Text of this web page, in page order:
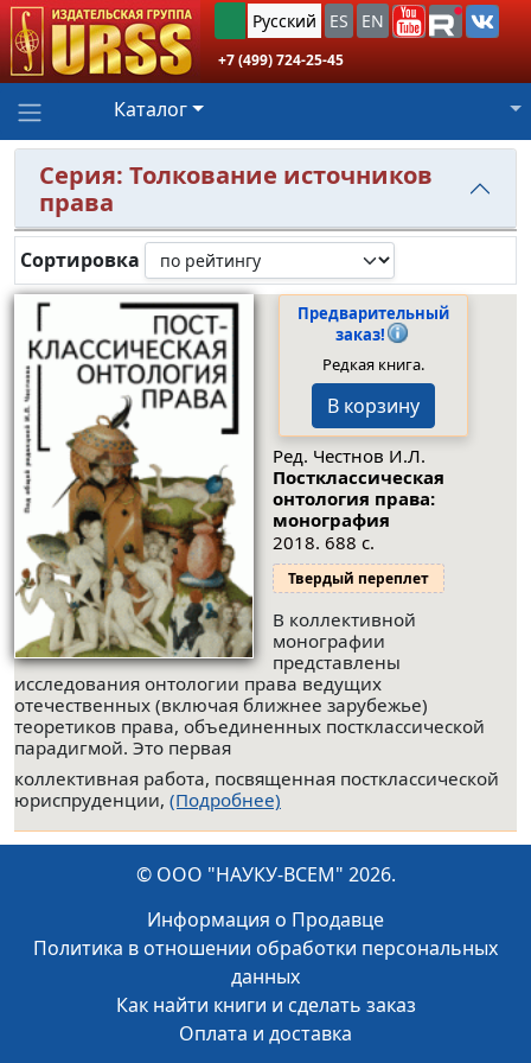
Русский ES EN
+7 (499) 724-25-45
Каталог
Серия: Толкование источников
права
Сортировка
Предварительный
заказ!
Редкая книга.
В корзину
Ред. Честнов И.Л.
Постклассическая
онтология права:
монография
2018. 688 с.
Твердый переплет
В коллективной
монографии
представлены
исследования онтологии права ведущих
отечественных (включая ближнее зарубежье)
теоретиков права, объединенных постклассической
парадигмой. Это первая
коллективная работа, посвященная постклассической
юриспруденции, (Подробнее)
© ООО "НАУКУ-ВСЕМ" 2026.
Информация о Продавце
Политика в отношении обработки персональных
данных
Как найти книги и сделать заказ
Оплата и доставка